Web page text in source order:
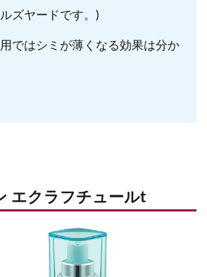
ズヤードです。)
ではシミが薄くなる効果は分か
エクラフチュールt